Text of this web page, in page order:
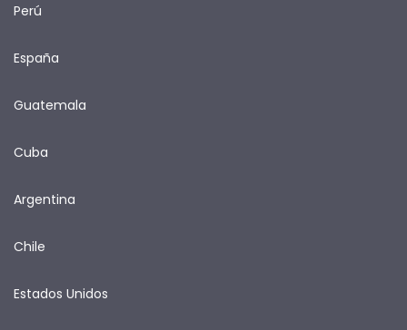
Perú
España
Guatemala
Cuba
Argentina
Chile
Estados Unidos